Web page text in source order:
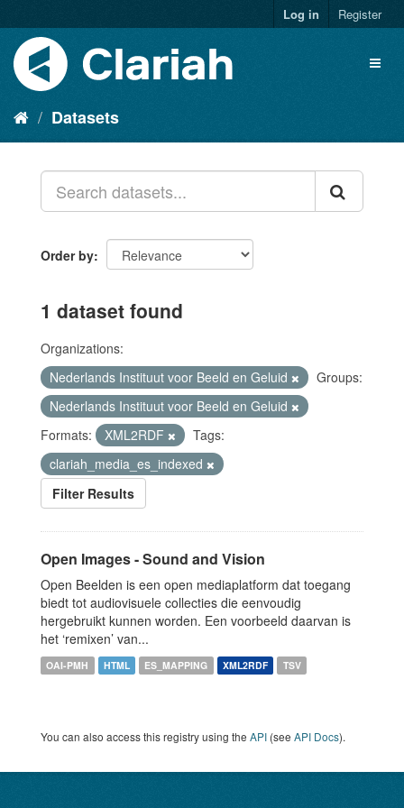
Log in Register
Datasets
Order by
1 dataset found
Organizations:
Nederlands Instituut voor Beeld en Geluid
Groups:
Nederlands Instituut voor Beeld en Geluid
Formats:
XML2RDF
Tags:
clariah_media_es_indexed
Filter Results
Open Images - Sound and Vision
Open Beelden is een open mediaplatform dat toegang
biedt tot audiovisuele collecties die eenvoudig
hergebruikt kunnen worden. Een voorbeeld daarvan is
het ‘remixen’ van...
OAI-PMH HTML ES_MAPPING XML2RDF TSV
You can also access this registry using the API (see API Docs).